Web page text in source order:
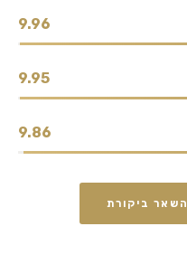
9.96
9.95
9.86
השאר ביקורת